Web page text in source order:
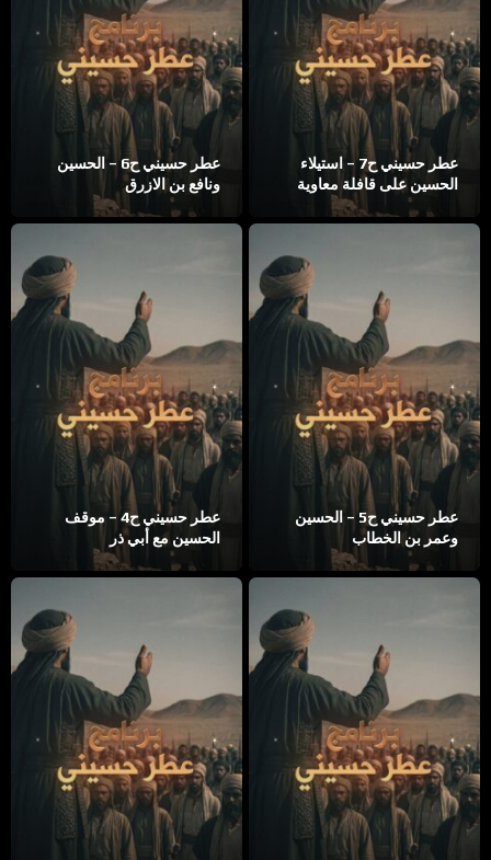
عطر حسيني ح7 – استيلاء
الحسين على قافلة معاوية
عطر حسيني ح6 – الحسين
ونافع بن الازرق
عطر حسيني ح5 – الحسين
وعمر بن الخطاب
عطر حسيني ح4 – موقف
الحسين مع أبي ذر